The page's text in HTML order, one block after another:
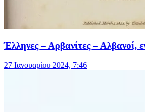
Έλληνες – Αρβανίτες – Αλβανοί,
27 Ιανουαρίου 2024, 7:46